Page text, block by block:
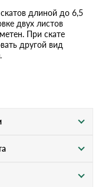
длиной до 6,5
двух листов
При скате
другой вид